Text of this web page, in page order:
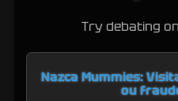
Try debating
Nazca Mummies:
ou